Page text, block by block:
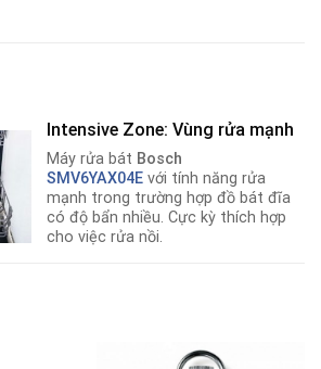
Intensive Zone: Vùng rửa mạnh
Máy rửa bát Bosch
SMV6YAX04E với tính năng rửa
mạnh trong trường hợp đồ bát đĩa
có độ bẩn nhiều. Cực kỳ thích hợp
cho việc rửa nồi.